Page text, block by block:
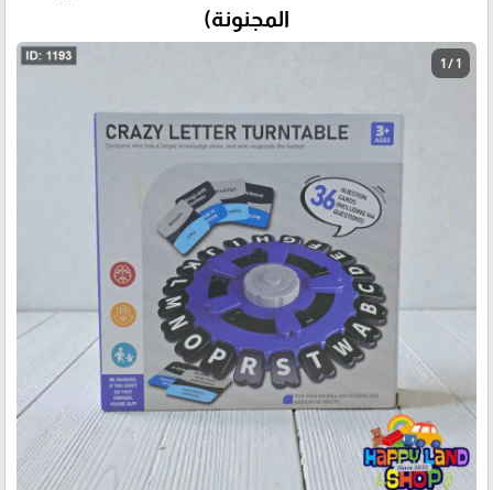
المجنونة)
1 / 1